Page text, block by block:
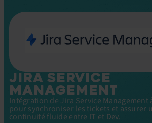
JIRA SERVICE
MANAGEMENT
Intégration de Jira Service Management
pour synchroniser les tickets et assurer
continuité fluide entre IT et Dev.